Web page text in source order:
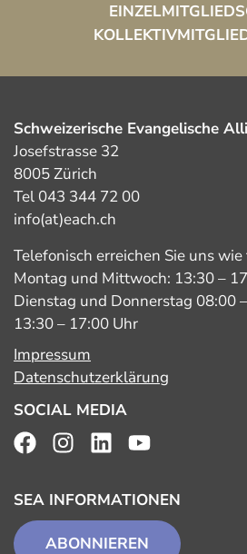
Schweizerische Evangelische
Josefstrasse 32
8005 Zürich
Tel 043 344 72 00
info(at)each.ch
Telefonisch erreichen Sie uns
Montag und Mittwoch: 13:30 –
Dienstag und Donnerstag 08:00
13:30 – 17:00 Uhr
Impressum
Datenschutzerklärung
SOCIAL MEDIA
SEA INFORMATIONEN
ABONNIEREN